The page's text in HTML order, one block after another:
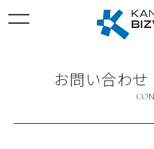
カンコービズウェアについて
会社案内
お問い合わ